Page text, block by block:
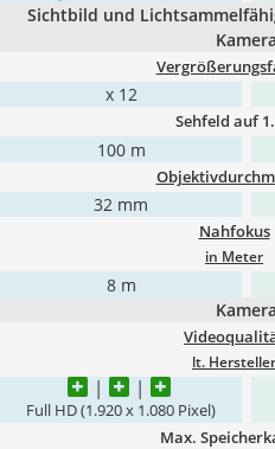
Sichtbild und
Kamera
x 12
Sehfeld auf
100 m
32 mm
Nahfokus
in Meter
8 m
Kamera
lt. Hersteller
Full HD (1.920 x 1.080 Pixel)
Max.